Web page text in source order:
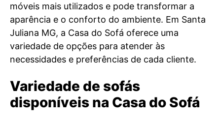
móveis mais utilizados e pode transformar a
aparência e o conforto do ambiente. Em Santa
Juliana MG, a Casa do Sofá oferece uma
variedade de opções para atender às
necessidades e preferências de cada cliente.
Variedade de sofás
disponíveis na Casa do Sofá